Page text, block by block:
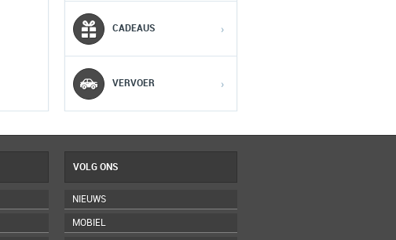
CADEAUS ›
VERVOER ›
VOLG ONS
NIEUWS
MOBIEL